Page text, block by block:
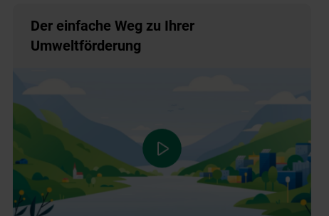
Der einfache Weg zu Ihrer
Umweltförderung